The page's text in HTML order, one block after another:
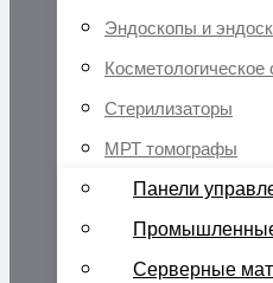
Эндоскопы и
Косметологическое
Стерилизаторы
МРТ томографы
Панели
Серверные